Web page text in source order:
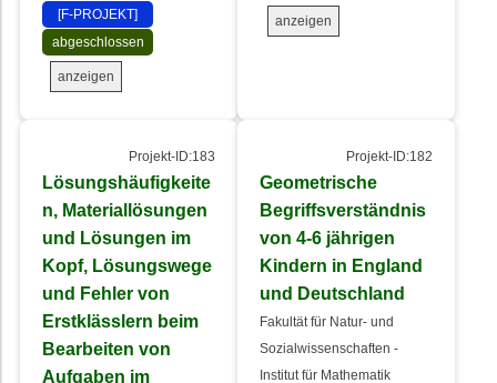
[F-PROJEKT]
abgeschlossen
anzeigen
anzeigen
Projekt-ID:183
Lösungshäufigkeite
n, Materiallösungen
und Lösungen im
Kopf, Lösungswege
und Fehler von
Erstklässlern beim
Bearbeiten von
Aufgaben im
Projekt-ID:182
Geometrische
Begriffsverständnis
von 4-6 jährigen
Kindern in England
und Deutschland
Fakultät für Natur- und
Sozialwissenschaften -
Institut für Mathematik